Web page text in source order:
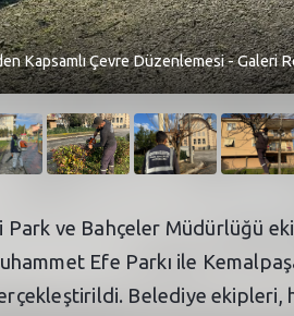
Kapsamlı Çevre Düzenlemesi - Galeri
ve Bahçeler Müdürlüğü
Efe Parkı ile
Belediye ekipleri,